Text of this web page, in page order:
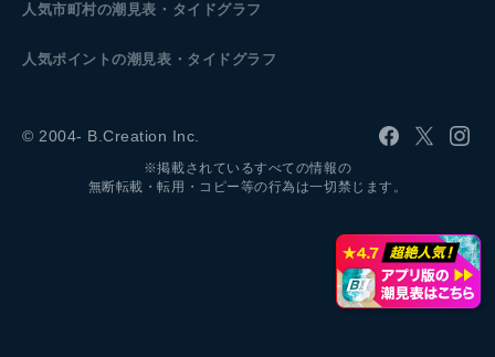
人気市町村の潮見表・タイドグラフ
人気ポイントの潮見表・タイドグラフ
© 2004- B.Creation Inc.
※掲載されているすべての情報の
無断転載・転用・コピー等の行為は一切禁じます。